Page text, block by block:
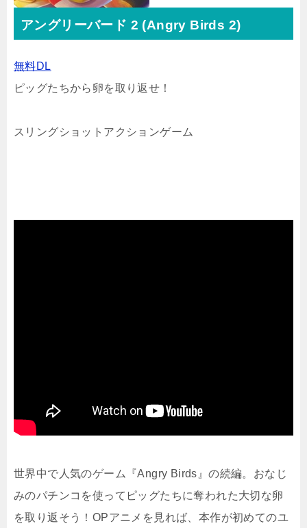
アングリーバード 2 (Angry Birds 2)
無料DL
ピッグたちから卵を取り返せ！
スリングショットアクションゲーム
世界中で人気のゲーム『Angry Birds』の続編。おなじ
みのパチンコを使ってピッグたちに奪われた大切な卵
を取り返そう！OPアニメを見れば、本作が初めてのユ